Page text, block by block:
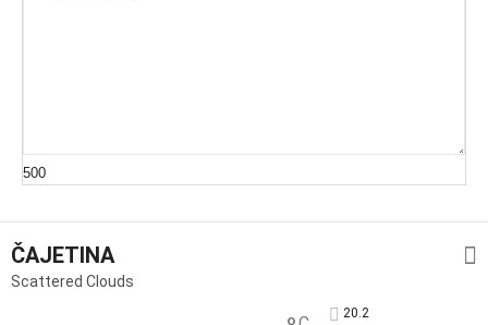
500
ČAJETINA
Scattered Clouds
20.2